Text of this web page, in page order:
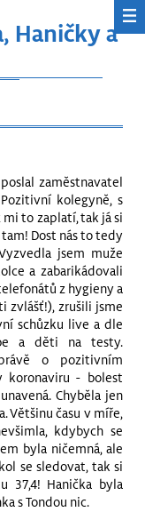
Haničky a
zaměstnavatel
kolegyně, s
to zaplatí, tak já si
Dost nás to tedy
jsem muže
a zabarikádovali
z hygieny a
zvlášť!), zrušili jsme
schůzku live a dle
a děti na testy.
o pozitivním
koronaviru - bolest
Chyběla jen
Většinu času v míře,
kdybych se
byla ničemná, ale
se sledovat, tak si
37,4! Hanička byla
s Tondou nic.